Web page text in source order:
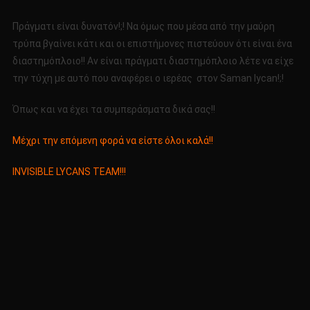
Πράγματι είναι δυνατόν!;! Να όμως που μέσα από την μαύρη
τρύπα βγαίνει κάτι και οι επιστήμονες πιστεύουν ότι είναι ένα
διαστημόπλοιο!! Αν είναι πράγματι διαστημόπλοιο λέτε να είχε
την τύχη με αυτό που αναφέρει ο ιερέας στον Saman lycan!;!
Όπως και να έχει τα συμπεράσματα δικά σας!!
Μέχρι την επόμενη φορά να είστε όλοι καλά!!
INVISIBLE LYCANS TEAM!!!